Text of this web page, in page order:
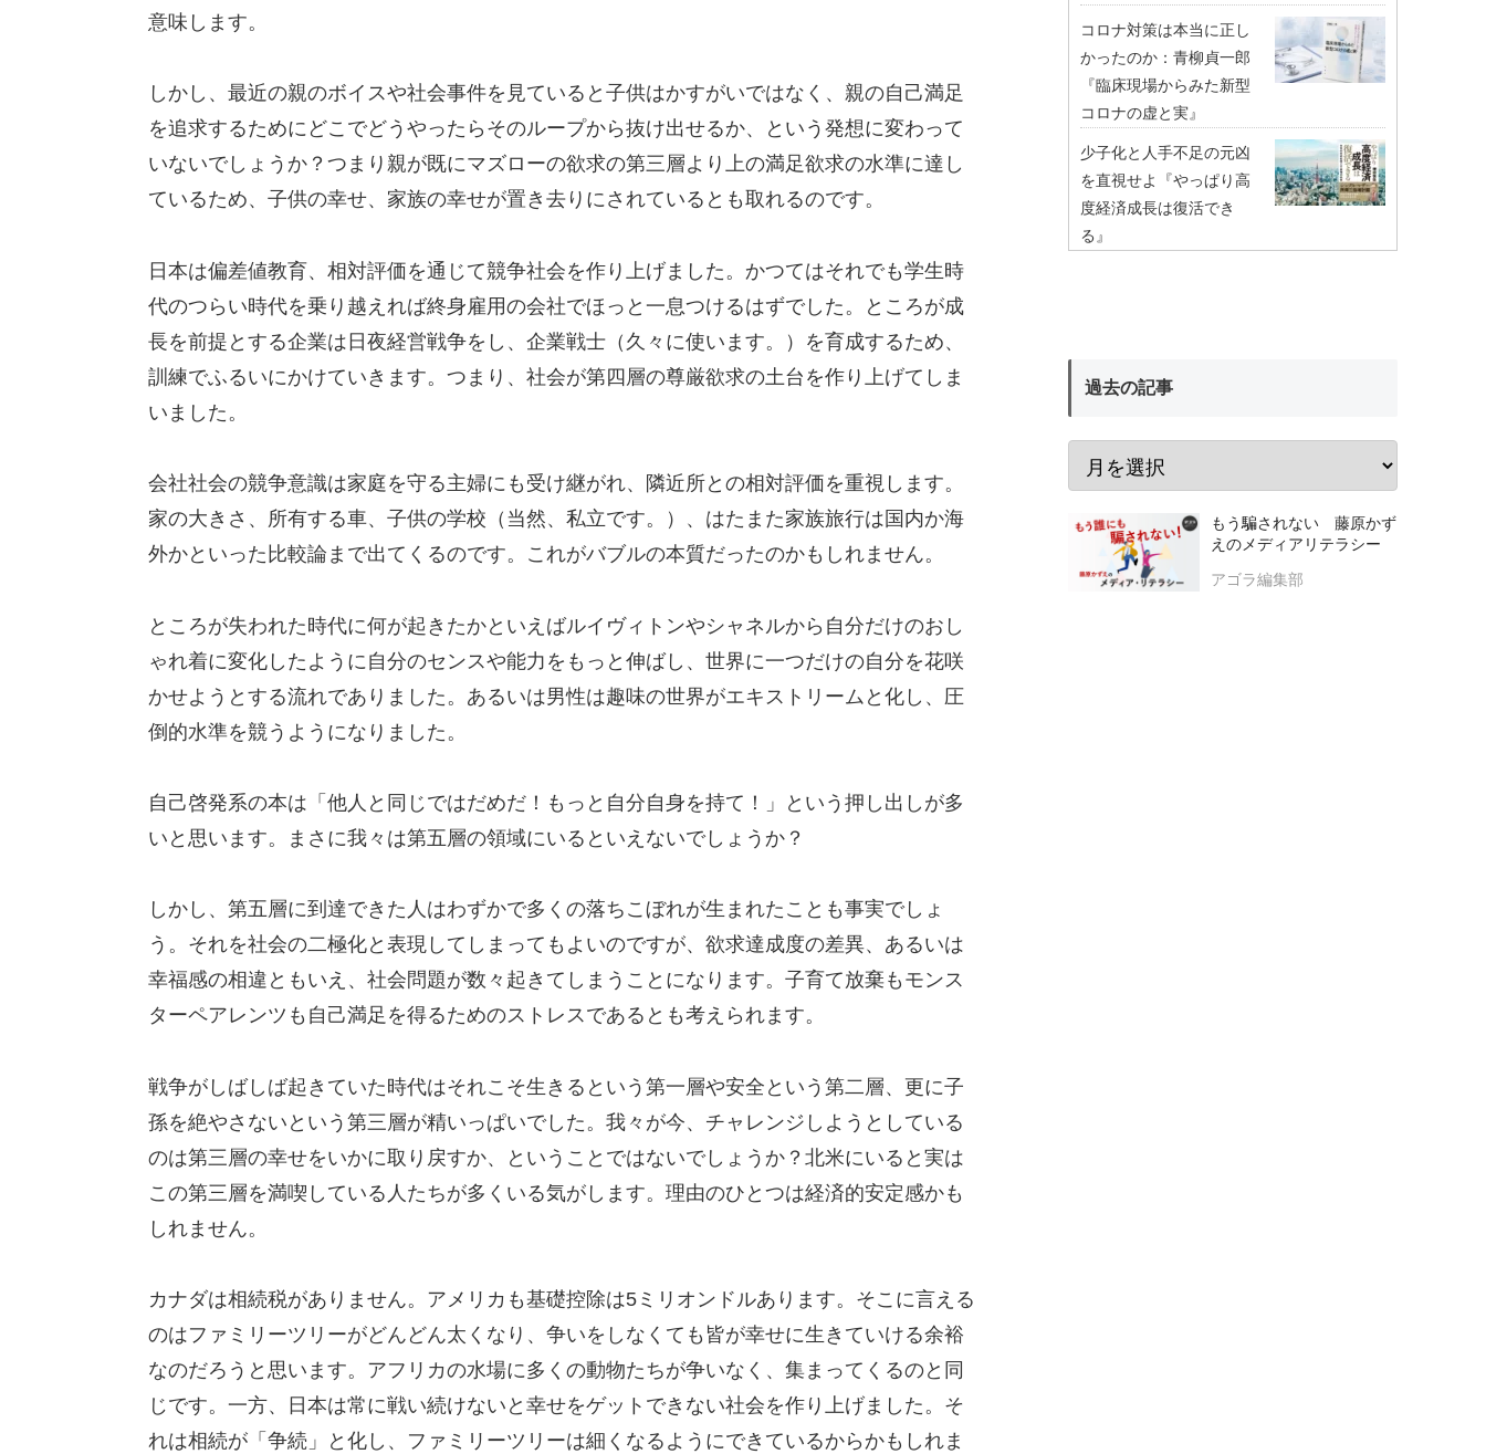
意味します。
しかし、最近の親のボイスや社会事件を見ていると子供はかすがいではなく、親の自己満足
を追求するためにどこでどうやったらそのループから抜け出せるか、という発想に変わって
いないでしょうか？つまり親が既にマズローの欲求の第三層より上の満足欲求の水準に達し
ているため、子供の幸せ、家族の幸せが置き去りにされているとも取れるのです。
日本は偏差値教育、相対評価を通じて競争社会を作り上げました。かつてはそれでも学生時
代のつらい時代を乗り越えれば終身雇用の会社でほっと一息つけるはずでした。ところが成
長を前提とする企業は日夜経営戦争をし、企業戦士（久々に使います。）を育成するため、
訓練でふるいにかけていきます。つまり、社会が第四層の尊厳欲求の土台を作り上げてしま
いました。
会社社会の競争意識は家庭を守る主婦にも受け継がれ、隣近所との相対評価を重視します。
家の大きさ、所有する車、子供の学校（当然、私立です。）、はたまた家族旅行は国内か海
外かといった比較論まで出てくるのです。これがバブルの本質だったのかもしれません。
ところが失われた時代に何が起きたかといえばルイヴィトンやシャネルから自分だけのおし
ゃれ着に変化したように自分のセンスや能力をもっと伸ばし、世界に一つだけの自分を花咲
かせようとする流れでありました。あるいは男性は趣味の世界がエキストリームと化し、圧
倒的水準を競うようになりました。
自己啓発系の本は「他人と同じではだめだ！もっと自分自身を持て！」という押し出しが多
いと思います。まさに我々は第五層の領域にいるといえないでしょうか？
しかし、第五層に到達できた人はわずかで多くの落ちこぼれが生まれたことも事実でしょ
う。それを社会の二極化と表現してしまってもよいのですが、欲求達成度の差異、あるいは
幸福感の相違ともいえ、社会問題が数々起きてしまうことになります。子育て放棄もモンス
ターペアレンツも自己満足を得るためのストレスであるとも考えられます。
戦争がしばしば起きていた時代はそれこそ生きるという第一層や安全という第二層、更に子
孫を絶やさないという第三層が精いっぱいでした。我々が今、チャレンジしようとしている
のは第三層の幸せをいかに取り戻すか、ということではないでしょうか？北米にいると実は
この第三層を満喫している人たちが多くいる気がします。理由のひとつは経済的安定感かも
しれません。
カナダは相続税がありません。アメリカも基礎控除は5ミリオンドルあります。そこに言える
のはファミリーツリーがどんどん太くなり、争いをしなくても皆が幸せに生きていける余裕
なのだろうと思います。アフリカの水場に多くの動物たちが争いなく、集まってくるのと同
じです。一方、日本は常に戦い続けないと幸せをゲットできない社会を作り上げました。そ
れは相続が「争続」と化し、ファミリーツリーは細くなるようにできているからかもしれま
コロナ対策は本当に正し
かったのか：青柳貞一郎
『臨床現場からみた新型
コロナの虚と実』
少子化と人手不足の元凶
を直視せよ『やっぱり高
度経済成長は復活でき
る』
過去の記事
もう騙されない 藤原かず
えのメディアリテラシー
アゴラ編集部